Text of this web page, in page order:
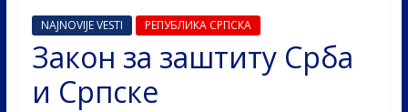
NAJNOVIJE VESTI РЕПУБЛИКА СРПСКА
Закон за заштиту Срба
и Српске